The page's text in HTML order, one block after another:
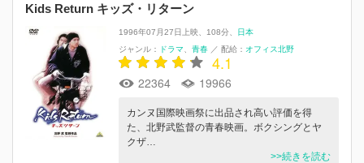
Kids Return キッズ・リターン
1996年07月27日上映 108分
日本
ジャンル：
ドラマ 青春 ／ 配給： オフィス北野
4.1
22364 19966
カンヌ国際映画祭に出品され高い評価を得
た、北野武監督の青春映画。ボクシングとヤ
クザ…
>>続きを読む